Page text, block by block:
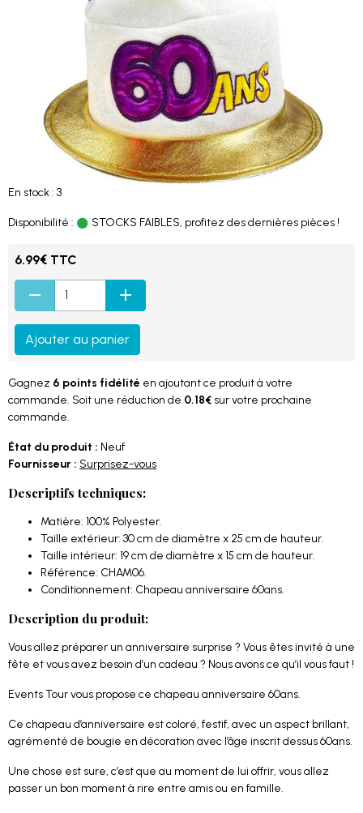
En stock : 3
Disponibilité : STOCKS FAIBLES, profitez des dernières pièces !
6.99€ TTC
Ajouter au panier
Gagnez 6 points fidélité en ajoutant ce produit à votre
commande. Soit une réduction de 0.18€ sur votre prochaine
commande.
État du produit : Neuf
Fournisseur : Surprisez-vous
Descriptifs techniques:
Matière: 100% Polyester.
Taille extérieur: 30 cm de diamètre x 25 cm de hauteur.
Taille intérieur: 19 cm de diamètre x 15 cm de hauteur.
Référence: CHAM06.
Conditionnement: Chapeau anniversaire 60ans.
Description du produit:
Vous allez préparer un anniversaire surprise ? Vous êtes invité à une
fête et vous avez besoin d’un cadeau ? Nous avons ce qu’il vous faut !
Events Tour vous propose ce chapeau anniversaire 60ans.
Ce chapeau d’anniversaire est coloré, festif, avec un aspect brillant,
agrémenté de bougie en décoration avec l’âge inscrit dessus 60ans.
Une chose est sure, c’est que au moment de lui offrir, vous allez
passer un bon moment à rire entre amis ou en famille.